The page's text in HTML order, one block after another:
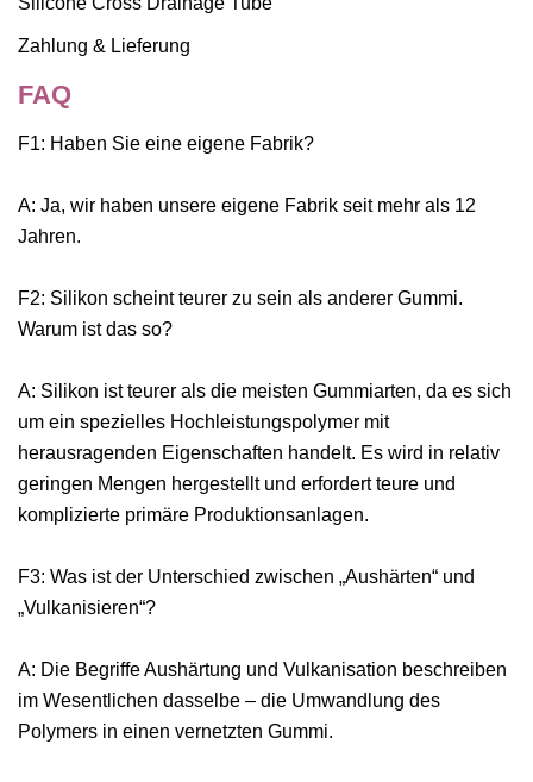
Zahlung & Lieferung
FAQ
F1: Haben Sie eine eigene Fabrik?
A: Ja, wir haben unsere eigene Fabrik seit mehr als 12
Jahren.
F2: Silikon scheint teurer zu sein als anderer Gummi.
Warum ist das so?
A: Silikon ist teurer als die meisten Gummiarten, da es sich
um ein spezielles Hochleistungspolymer mit
herausragenden Eigenschaften handelt. Es wird in relativ
geringen Mengen hergestellt und erfordert teure und
komplizierte primäre Produktionsanlagen.
F3: Was ist der Unterschied zwischen „Aushärten“ und
„Vulkanisieren“?
A: Die Begriffe Aushärtung und Vulkanisation beschreiben
im Wesentlichen dasselbe – die Umwandlung des
Polymers in einen vernetzten Gummi.